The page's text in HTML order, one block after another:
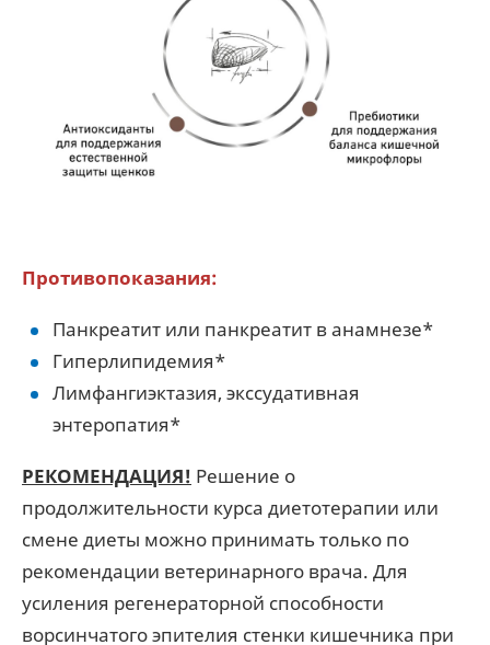
Противопоказания:
Панкреатит или панкреатит в анамнезе*
Гиперлипидемия*
Лимфангиэктазия, экссудативная
энтеропатия*
РЕКОМЕНДАЦИЯ! Решение о
продолжительности курса диетотерапии или
смене диеты можно принимать только по
рекомендации ветеринарного врача. Для
усиления регенераторной способности
ворсинчатого эпителия стенки кишечника при